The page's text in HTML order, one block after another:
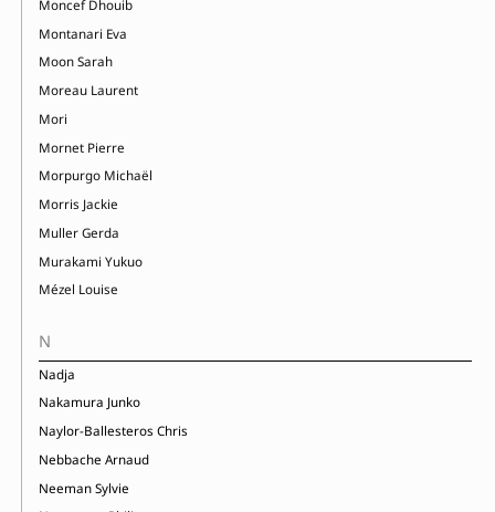
Moncef Dhouib
Montanari Eva
Moon Sarah
Moreau Laurent
Mori
Mornet Pierre
Morpurgo Michaël
Morris Jackie
Muller Gerda
Murakami Yukuo
Mézel Louise
N
Nadja
Nakamura Junko
Naylor-Ballesteros Chris
Nebbache Arnaud
Neeman Sylvie